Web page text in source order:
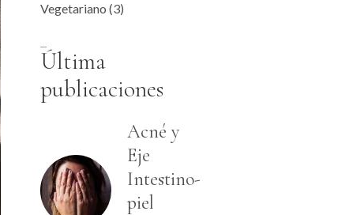
Vegetariano (3)
Última
publicaciones
Acné y
Eje
Intestino-
piel